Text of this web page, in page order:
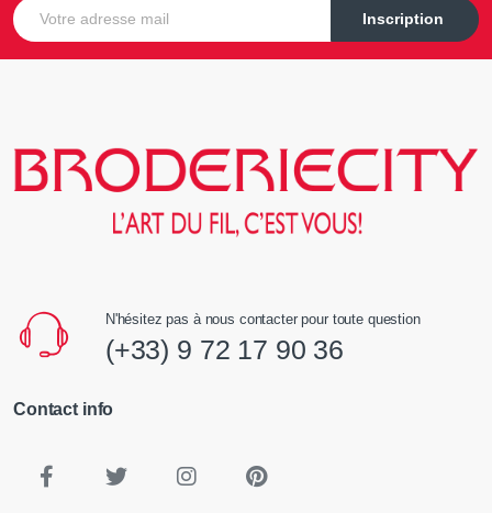
E-mail
Inscription
N'hésitez pas à nous contacter pour toute question
(+33) 9 72 17 90 36
Contact info